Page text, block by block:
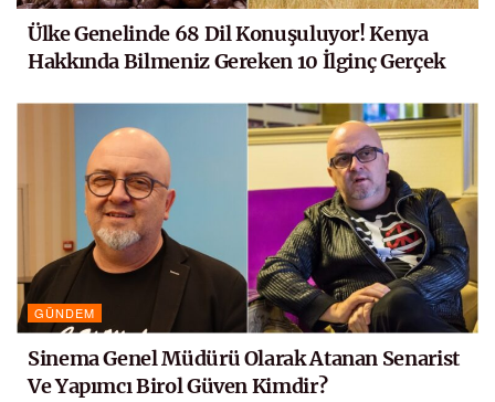
Ülke Genelinde 68 Dil Konuşuluyor! Kenya
Hakkında Bilmeniz Gereken 10 İlginç Gerçek
GÜNDEM
Sinema Genel Müdürü Olarak Atanan Senarist
Ve Yapımcı Birol Güven Kimdir?